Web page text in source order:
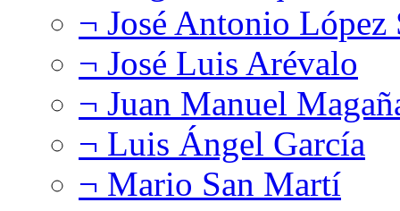
¬ José Antonio López
¬ José Luis Arévalo
¬ Juan Manuel
¬ Luis Ángel García
¬ Mario San Martí